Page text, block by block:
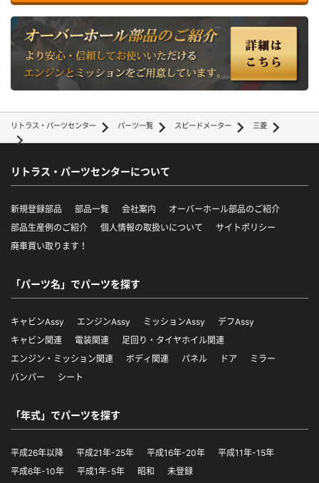
リトラス・パーツセンター パーツ一覧 スピードメーター 三菱
リトラス・パーツセンターについて
新規登録部品 部品一覧 会社案内
オーバーホール部品のご紹介
部品生産例のご紹介
個人情報の取扱いについて
サイトポリシー
廃車買い取ります！
「パーツ名」でパーツを探す
キャビンAssy エンジンAssy ミッションAssy
デフAssy
キャビン関連
電装関連
足回り・タイヤホイル関連
エンジン・ミッション関連
ボディ関連 パネル ドア
ミラー
バンパー
シート
「年式」でパーツを探す
平成26年以降 平成21年-25年 平成16年-20年
平成11年-15年
平成6年-10年
平成1年-5年 昭和 未登録